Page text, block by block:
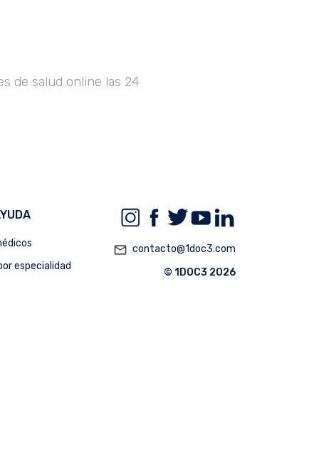
de salud online las 24
especialidad
mail_outline contacto@1doc3.com
© 1DOC3 2026